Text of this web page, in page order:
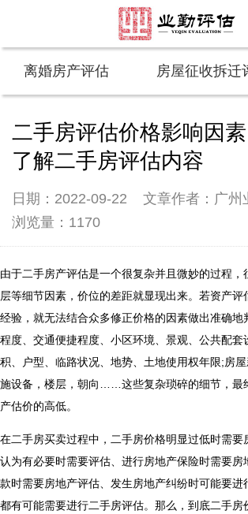
离婚房产评估 房屋征收拆迁
二手房评估价格影响因
了解二手房评估内容
日期：2022-09-22
文章作者：广州
浏览量：1170
由于二手房产评估是一个很复杂并且微妙的过程
层等细节因素，价位的差距就显现出来。若资产
经验，就无法结合众多修正价格的因素做出准确地
程度、交通便捷程度、小区环境、景观、公共配套
积、户型、临路状况、地势、土地使用权年限;房
施设备，楼层，朝向……这些复杂琐碎的细节，最
产估价的高低。
在二手房买卖过程中，二手房价格明显过低时需要
认为有必要时需要评估、进行房地产保险时需要房
款时需要房地产评估、发生房地产纠纷时可能要进
都有可能需要进行二手房评估。那么，到底二手房